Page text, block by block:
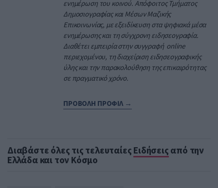
ενημέρωση του κοινού. Απόφοιτος Τμήματος
Δημοσιογραφίας και Μέσων Μαζικής
Επικοινωνίας, με εξειδίκευση στα ψηφιακά μέσα
ενημέρωσης και τη σύγχρονη ειδησεογραφία.
Διαθέτει εμπειρία στην συγγραφή online
περιεχομένου, τη διαχείριση ειδησεογραφικής
ύλης και την παρακολούθηση της επικαιρότητας
σε πραγματικό χρόνο.
ΠΡΟΒΟΛΗ ΠΡΟΦΙΛ →
Διαβάστε όλες τις τελευταίες Ειδήσεις από την
Ελλάδα και τον Κόσμο